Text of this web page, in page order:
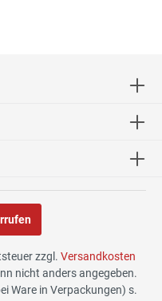
zzgl. Versandkosten
nicht anders angegeben.
Ware in Verpackungen) s.